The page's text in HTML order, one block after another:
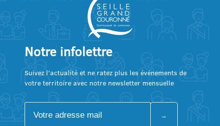
Notre infolettre
Suivez l’actualité et ne ratez plus les événements de
votre territoire avec notre newsletter mensuelle